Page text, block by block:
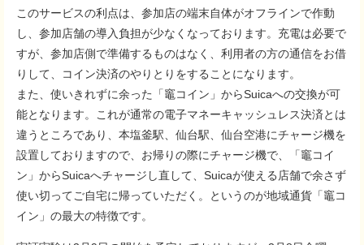
このサービスの利点は、参加店の端末自体がオフラインで作動
し、参加店舗の導入負担が少なくなっております。充電は必要で
すが、参加店側で準備するものはなく、利用者の方の通信をお借
りして、コイン決済のやりとりをすることになります。
また、使いきれずに余った「竈コイン」からSuicaへの交換が可
能となります。これが通常の電子マネーキャッシュレス決済とは
違うところであり、本塩釜駅、仙台駅、仙台空港にチャージ機を
設置しておりますので、お帰りの際にチャージ機で、「竈コイ
ン」からSuicaへチャージし直して、Suicaが使える店舗で余さず
使い切ってご自宅に帰っていただく。というのが地域通貨「竈コ
イン」の最大の特徴です。